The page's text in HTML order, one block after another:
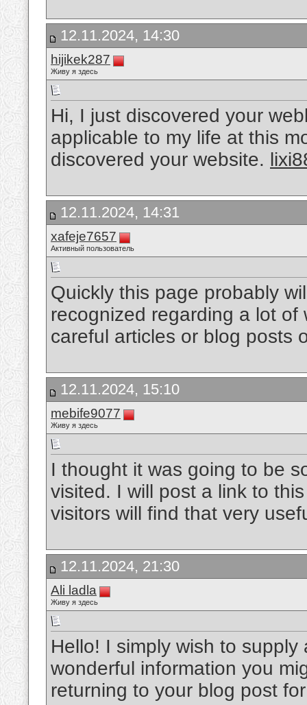
12.11.2024, 14:30
hijikek287
Живу я здесь
Hi, I just discovered your
applicable to my life at this
discovered your website.
12.11.2024, 14:31
xafeje7657
Активный пользователь
Quickly this page probably
recognized regarding a lot
careful articles or blog posts
12.11.2024, 15:10
mebife9077
Живу я здесь
I thought it was going to be
visited. I will post a link to
visitors will find that very
12.11.2024, 21:30
Ali ladla
Живу я здесь
Hello! I simply wish to
wonderful information you
returning to your blog post